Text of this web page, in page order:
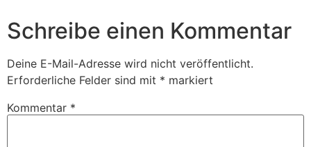
Schreibe einen Kommentar
Deine E-Mail-Adresse wird nicht veröffentlicht.
Erforderliche Felder sind mit * markiert
Kommentar *